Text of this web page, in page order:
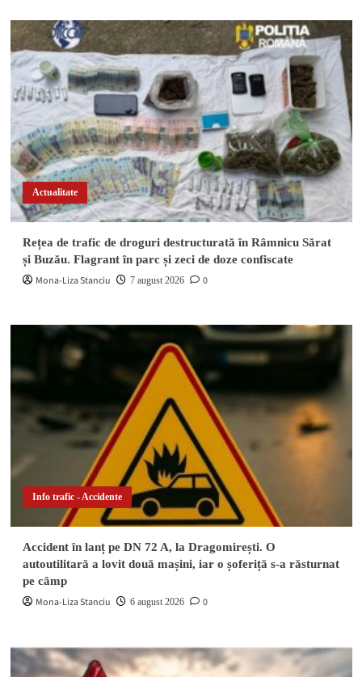
Actualitate
Rețea de trafic de droguri destructurată în Râmnicu Sărat
și Buzău. Flagrant în parc și zeci de doze confiscate
Mona-Liza Stanciu 7 august 2026 0
Info trafic - Accidente
Accident în lanț pe DN 72 A, la Dragomirești. O
autoutilitară a lovit două mașini, iar o șoferiță s-a răsturnat
pe câmp
Mona-Liza Stanciu 6 august 2026 0